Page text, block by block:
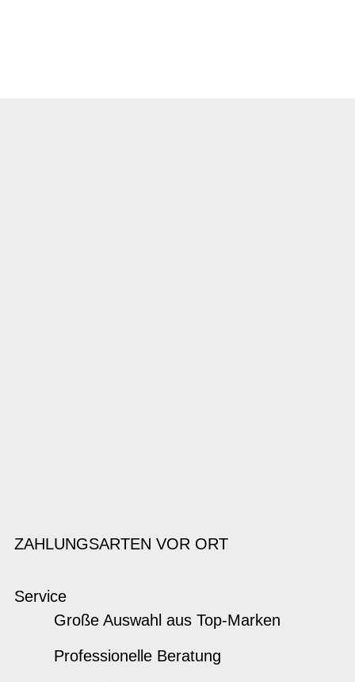
ZAHLUNGSARTEN VOR ORT
Service
Große Auswahl aus Top-Marken
Professionelle Beratung